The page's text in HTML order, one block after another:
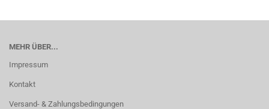
MEHR ÜBER...
Impressum
Kontakt
Versand- & Zahlungsbedingungen